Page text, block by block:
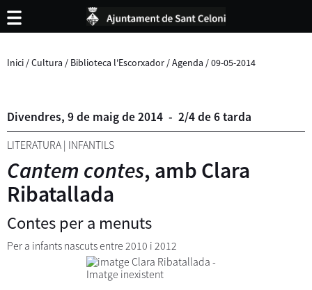
Inici /Cultura / Biblioteca l'Escorxador /Agenda /09-05-2014
Divendres, 9de maigde2014 - 2/4 de 6 tarda
LITERATURA | INFANTILS
Cantem contes, amb Clara
Ribatallada
Contes per a menuts
Per a infants nascuts entre 2010 i 2012